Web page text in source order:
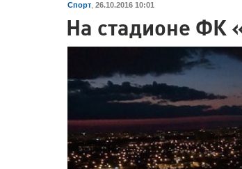
Спорт 26.10.2016 10:01
На стадионе ФК